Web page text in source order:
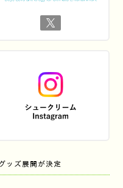
ッズ展開が決定